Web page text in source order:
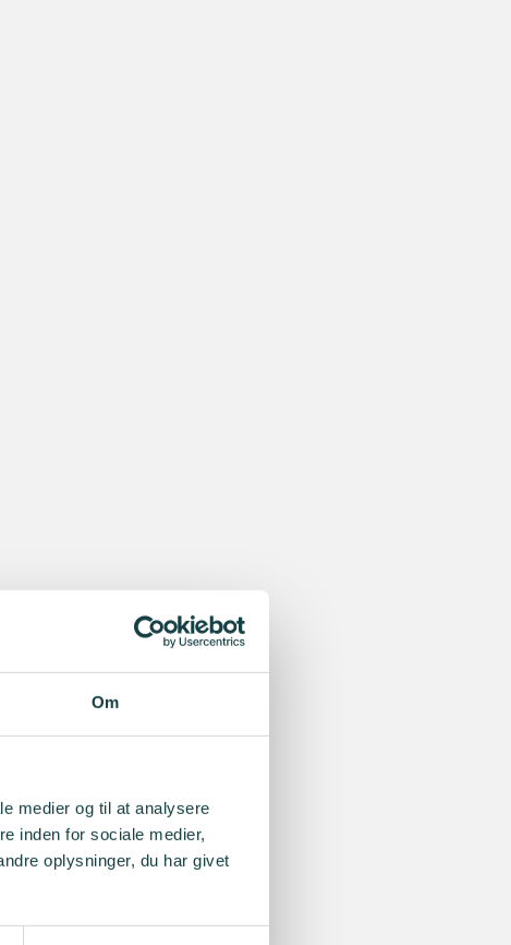
Om
medier og til at analysere
inden for sociale medier,
oplysninger, du har givet